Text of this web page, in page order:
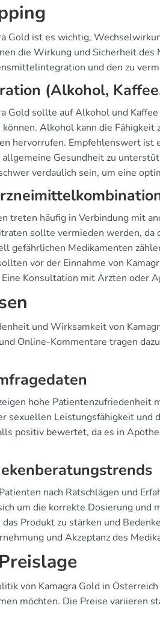
Gold ist es wichtig,
die Wirkung und Sicherheit
und den zu
(Alkohol,
Gold sollte auf Alkohol und
Alkohol kann die
hervorrufen. Empfehlenswert ist
Gesundheit zu
verdaulich sein, um eine
treten häufig in Verbindung mit
sollte vermieden werden,
gefährlichen Medikamenten
vor der Einnahme von
Konsultation mit Ärzten oder
und Wirksamkeit von
Online-Kommentare tragen
hohe Patientenzufriedenheit
sexuellen Leistungsfähigkeit
positiv bewertet, da es in
nach Ratschlägen und
um die korrekte Dosierung und
Produkt zu stärken und
und Akzeptanz des
von Kamagra Gold in
möchten. Die Preise variieren